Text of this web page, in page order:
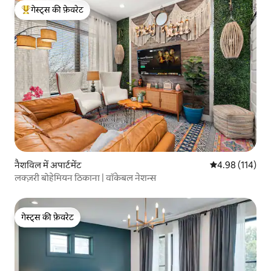
गेस्ट्स का टॉप फ़ेवरेट
गेस्ट्स की फ़ेवरेट
नैशविल में अपार्टमेंट औसत रेटिंग 5 में से
4.98 (114)
लक्ज़री बोहेमियन ठिकाना | वॉकेबल नेशन्स
गेस्ट्स की फ़ेवरेट
गेस्ट्स की फ़ेवरेट